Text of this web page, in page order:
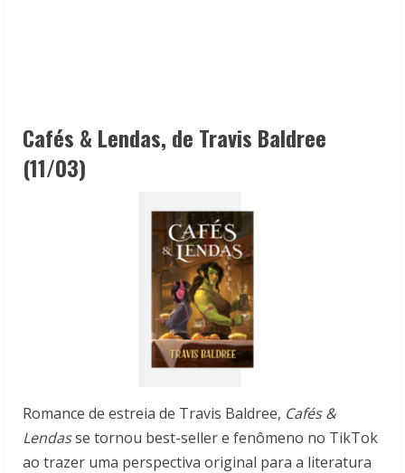
Cafés & Lendas, de Travis Baldree
(11/03)
Romance de estreia de Travis Baldree, Cafés &
Lendasse tornou best-seller e fenômeno no TikTok
ao trazer uma perspectiva original para a literatura